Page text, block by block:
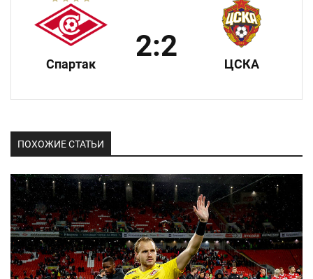
Спартак
2:2
ЦСКА
ПОХОЖИЕ СТАТЬИ